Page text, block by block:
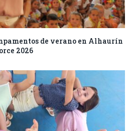
de verano en Alhaurín
2026